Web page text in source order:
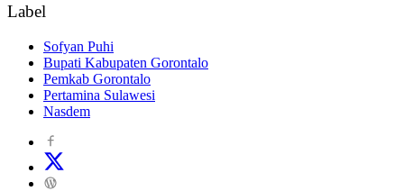
Label
Sofyan Puhi
Bupati Kabupaten Gorontalo
Pemkab Gorontalo
Pertamina Sulawesi
Nasdem